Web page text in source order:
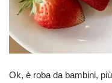
Ok, è roba da bambini,